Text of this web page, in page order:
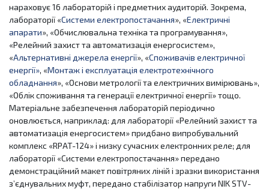
нараховує 16 лабораторій і предметних аудиторій. Зокрема,
лабораторії «Системи електропостачання», «Електричні
апарати», «Обчислювальна техніка та програмування»,
«Релейний захист та автоматизація енергосистем»,
«Альтернативні джерела енергії», «Споживачів електричної
енергії», «Монтаж і експлуатація електротехнічного
обладнання», «Основи метрології та електричних вимірювань»,
«Облік споживання та генерації електричної енергії» тощо.
Матеріальне забезпечення лабораторій періодично
оновлюється, наприклад: для лабораторії «Релейний захист та
автоматизація енергосистем» придбано випробувальний
комплекс «RPAT-124» і низку сучасних електронних реле; для
лабораторії «Системи електропостачання» передано
демонстраційний макет повітряних ліній і зразки використання
з’єднувальних муфт, передано стабілізатор напруги NIK STV-